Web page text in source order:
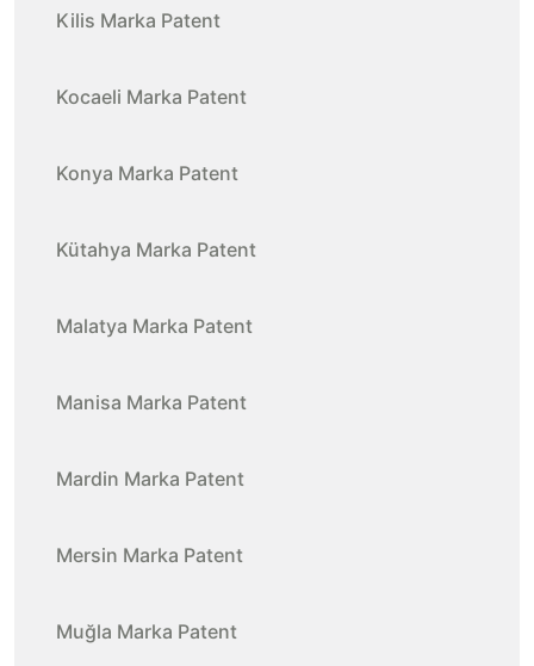
Kilis Marka Patent
Kocaeli Marka Patent
Konya Marka Patent
Kütahya Marka Patent
Malatya Marka Patent
Manisa Marka Patent
Mardin Marka Patent
Mersin Marka Patent
Muğla Marka Patent